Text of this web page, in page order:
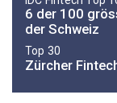
6 der 100
der Schweiz
Top 30
Zürcher